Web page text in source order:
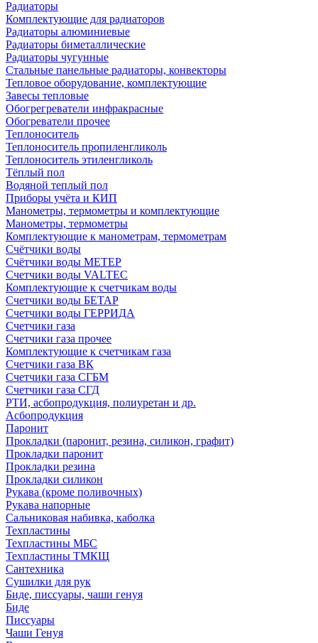
Радиаторы
Комплектующие для радиаторов
Радиаторы алюминиевые
Радиаторы биметаллические
Радиаторы чугунные
Стальные панельные радиаторы, конвекторы
Тепловое оборудование, комплектующие
Завесы тепловые
Обогрегреватели инфракрасные
Обогреватели прочее
Теплоноситель
Теплоноситель пропиленгликоль
Теплоноситель этиленгликоль
Тёплый пол
Водяной теплый пол
Приборы учёта и КИП
Манометры, термометры и комплектующие
Манометры, термометры
Комплектующие к манометрам, термометрам
Счётчики воды
Счётчики воды МЕТЕР
Счетчики воды VALTEC
Комплектующие к счетчикам воды
Счетчики воды БЕТАР
Счетчики воды ГЕРРИДА
Счетчики газа
Счетчики газа прочее
Комплектующие к счетчикам газа
Счетчики газа ВК
Счетчики газа СГБМ
Счетчики газа СГД
РТИ, асбопродукция, полиуретан и др.
Асбопродукция
Паронит
Прокладки (паронит, резина, силикон, графит)
Прокладки паронит
Прокладки резина
Прокладки силикон
Рукава (кроме поливочных)
Рукава напорные
Сальниковая набивка, каболка
Техпластины
Техпластины МБС
Техпластины ТМКЩ
Сантехника
Сушилки для рук
Биде, писсуары, чаши генуя
Биде
Писсуары
Чаши Генуя